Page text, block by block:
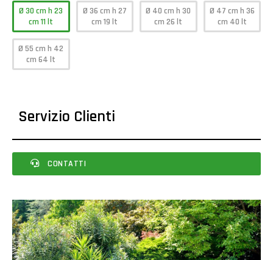
Ø 30 cm h 23
cm 11 lt
Ø 36 cm h 27
cm 19 lt
Ø 40 cm h 30
cm 26 lt
Ø 47 cm h 36
cm 40 lt
Ø 55 cm h 42
cm 64 lt
Servizio Clienti
CONTATTI